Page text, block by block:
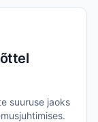
suuruse jaoks